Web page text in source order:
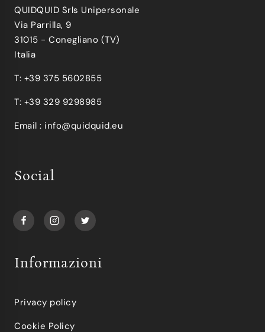
QUIDQUID Srls Unipersonale
Via Parrilla, 9
31015 - Conegliano (TV)
Italia
T: +39 375 5602855
T: +39 329 9298985
Email : info@quidquid.eu
Social
Informazioni
Privacy policy
Cookie Policy